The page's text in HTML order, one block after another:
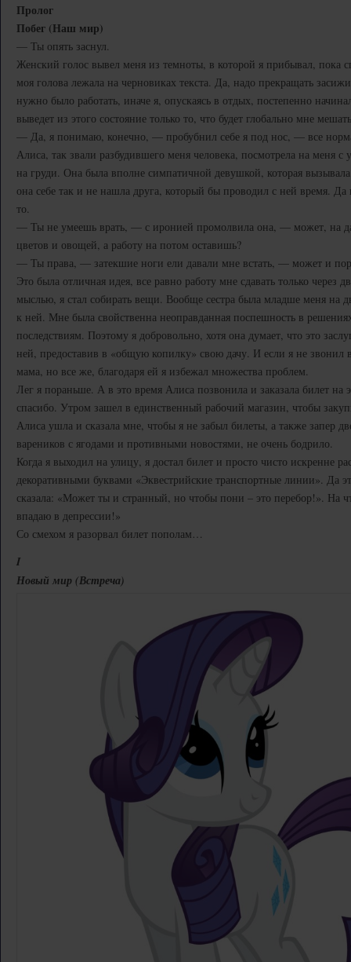
Пролог
Побег (Наш мир)
— Ты опять заснул.
Женский голос вывел меня из темноты, в которой я прибывал, пока
моя голова лежала на черновиках текста. Да, надо прекращать
нужно было работать, иначе я, опускаясь в отдых, постепенно
выведет из этого состояние только то, что будет глобально мне
— Да, я понимаю, конечно, — пробубнил себе я под нос, — все
Алиса, так звали разбудившего меня человека, посмотрела на меня с
на груди. Она была вполне симпатичной девушкой, которая
она себе так и не нашла друга, который бы проводил с ней время.
то.
— Ты не умеешь врать, — с иронией промолвила она, — может, на
цветов и овощей, а работу на потом оставишь?
— Ты права, — затекшие ноги ели давали мне встать, — может и
Это была отличная идея, все равно работу мне сдавать только через
мыслью, я стал собирать вещи. Вообще сестра была младше меня на
к ней. Мне была свойственна неоправданная поспешность в
последствиям. Поэтому я добровольно, хотя она думает, что это
ней, предоставив в «общую копилку» свою дачу. И если я не звонил
мама, но все же, благодаря ей я избежал множества проблем.
Лег я пораньше. А в это время Алиса позвонила и заказала билет на
спасибо. Утром зашел в единственный рабочий магазин, чтобы
Алиса ушла и сказала мне, чтобы я не забыл билеты, а также запер
вареников с ягодами и противными новостями, не очень бодрило.
Когда я выходил на улицу, я достал билет и просто чисто искренне
декоративными буквами «Эквестрийские транспортные линии». Да
сказала: «Может ты и странный, но чтобы пони – это перебор!». На
впадаю в депрессии!»
Со смехом я разорвал билет пополам…
I
Новый мир (Встреча)